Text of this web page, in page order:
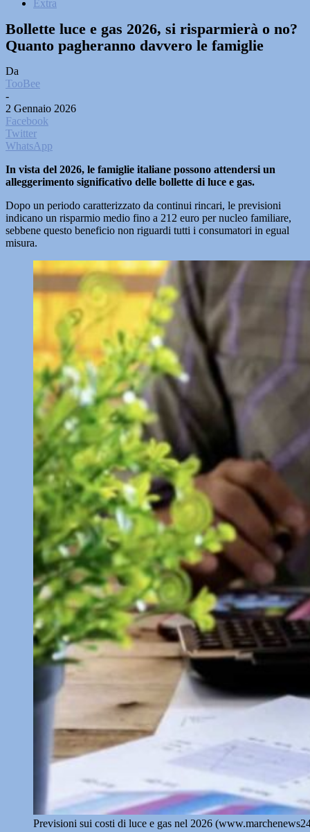
Extra
Bollette luce e gas 2026, si risparmierà o no?
Quanto pagheranno davvero le famiglie
Da
TooBee
-
2 Gennaio 2026
Facebook
Twitter
WhatsApp
In vista del 2026, le famiglie italiane possono attendersi un
alleggerimento significativo delle bollette di luce e gas.
Dopo un periodo caratterizzato da continui rincari, le previsioni
indicano un risparmio medio fino a 212 euro per nucleo familiare,
sebbene questo beneficio non riguardi tutti i consumatori in egual
misura.
Previsioni sui costi di luce e gas nel 2026